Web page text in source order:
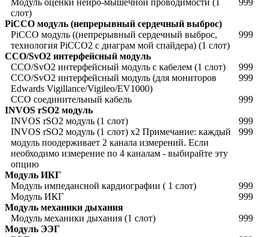
слот)
PiCCO модуль (непрерывный сердечный выброс)
PiCCO модуль ((непрерывный сердечный выброс,
технология PiCCO2 с диаграм мой спайдера) (1 слот)
999
CCO/SvO2 интерфейсный модуль
CCO/SvO2 интерфейсный модуль с кабелем (1 слот)
999
CCO/SvO2 интерфейсный модуль (для мониторов
Edwards Vigillance/Vigileo/EV1000)
999
CCO соединительный кабель
999
INVOS rSO2 модуль
INVOS rSO2 модуль (1 слот)
999
INVOS rSO2 модуль (1 слот) х2 Примечание: каждый
модуль поодерживает 2 канала измерений. Если
необходимо измерение по 4 каналам - выбирайте эту
опцию
999
Модуль ИКГ
Модуль импедансной кардиографии ( 1 слот)
999
Модуль ИКГ
999
Модуль механики дыхания
Модуль механики дыхания (1 слот)
999
Модуль ЭЭГ